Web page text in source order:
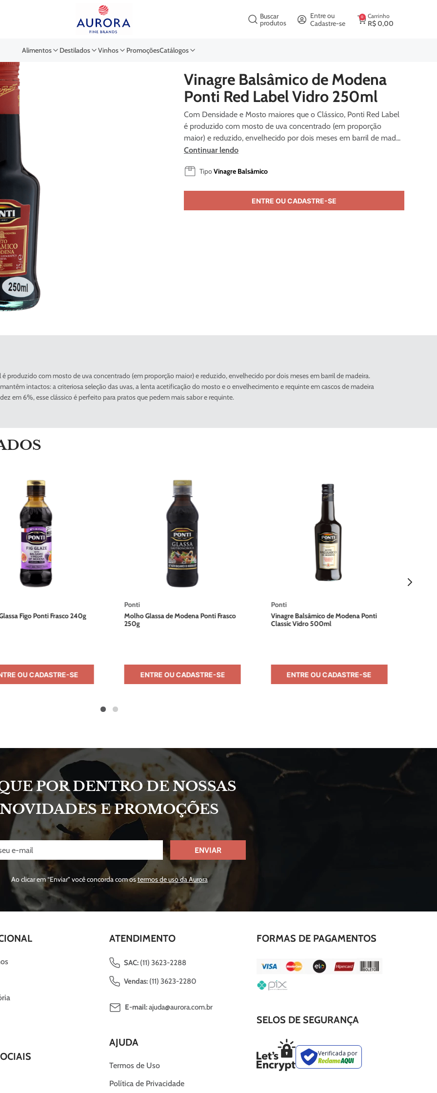
Buscar
produtos
Entre ou
Cadastre-se
Carrinho
R$0,00
0
Alimentos Destilados Vinhos PromoçõesCatálogos
Vinagre Balsâmico de Modena
Ponti Red Label Vidro 250ml
Com Densidade e Mosto maiores que o Clássico, Ponti Red Label
é produzido com mosto de uva concentrado (em proporção
maior) e reduzido, envelhecido por dois meses em barril de mad...
Continuar lendo
TipoVinagre Balsâmico
ENTRE OU CADASTRE-SE
produzido com mosto de uva concentrado (em proporção maior) e reduzido, envelhecido por dois meses em barril de madeira.
intactos: a criteriosa seleção das uvas, a lenta acetificação do mosto e o envelhecimento e requinte em cascos de madeira
em 6%, esse clássico é perfeito para pratos que pedem mais sabor e requinte.
Figo Ponti Frasco 240g
OU CADASTRE-SE
Ponti
Molho Glassa de Modena Ponti Frasco
250g
ENTRE OU CADASTRE-SE
Ponti
Vinagre Balsâmico de Modena Ponti
Classic Vidro 500ml
ENTRE OU CADASTRE-SE
POR DENTRO DE NOSSAS
NOVIDADES E PROMOÇÕES
ENVIAR
Ao clicar em “Enviar” você concorda com ostermos de uso da Aurora
ATENDIMENTO
SAC:(11) 3623-2288
Vendas:(11) 3623-2280
E-mail:ajuda@aurora.com.br
AJUDA
Termos de Uso
Política de Privacidade
FORMAS DE PAGAMENTOS
SELOS DE SEGURANÇA